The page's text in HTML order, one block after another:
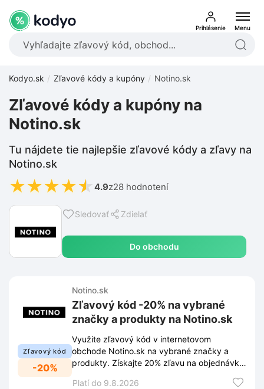
Prihlásenie Menu
Kodyo.sk Zľavové kódy a kupóny Notino.sk
Sledovať Zdielať
Do obchodu
Zľavové kódy a kupóny na
Notino.sk
Tu nájdete tie najlepšie zľavové kódy a zľavy na
Notino.sk
★★★★★ 4.9z28 hodnotení
Zľavový kód
-20%
Notino.sk
Zľavový kód -20% na vybrané
značky a produkty na Notino.sk
Využite zľavový kód v internetovom
obchode Notino.sk na vybrané značky a
produkty. Získajte 20% zľavu na objednávku
Platí do 9.8.2026